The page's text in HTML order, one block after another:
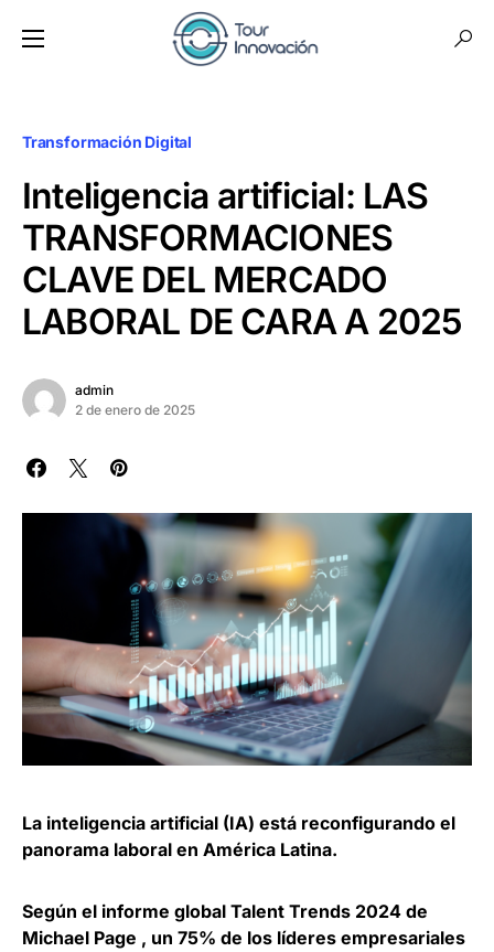
Transformación Digital
Inteligencia artificial: LAS
TRANSFORMACIONES
CLAVE DEL MERCADO
LABORAL DE CARA A 2025
admin
2 de enero de 2025
La inteligencia artificial (IA) está reconfigurando el
panorama laboral en América Latina.
Según el informe global Talent Trends 2024 de
Michael Page , un 75% de los líderes empresariales